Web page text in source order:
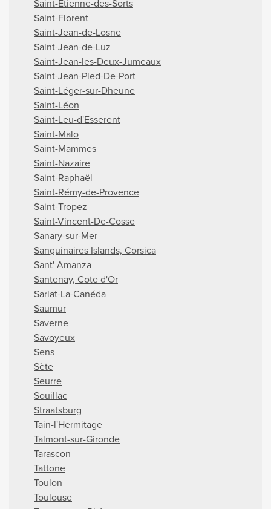
Saint-Étienne-des-Sorts
Saint-Florent
Saint-Jean-de-Losne
Saint-Jean-de-Luz
Saint-Jean-les-Deux-Jumeaux
Saint-Jean-Pied-De-Port
Saint-Léger-sur-Dheune
Saint-Léon
Saint-Leu-d'Esserent
Saint-Malo
Saint-Mammes
Saint-Nazaire
Saint-Raphaël
Saint-Rémy-de-Provence
Saint-Tropez
Saint-Vincent-De-Cosse
Sanary-sur-Mer
Sanguinaires Islands, Corsica
Sant' Amanza
Santenay, Cote d'Or
Sarlat-La-Canéda
Saumur
Saverne
Savoyeux
Sens
Sète
Seurre
Souillac
Straatsburg
Tain-l'Hermitage
Talmont-sur-Gironde
Tarascon
Tattone
Toulon
Toulouse